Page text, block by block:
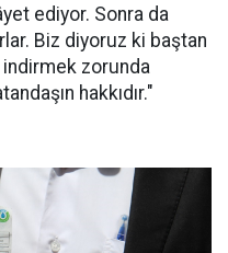
ediyor. Sonra da
Biz diyoruz ki baştan
indirmek zorunda
hakkıdır."